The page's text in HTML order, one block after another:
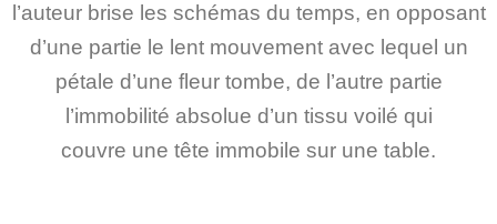
l’auteur brise les schémas du temps, en opposant
d’une partie le lent mouvement avec lequel un
pétale d’une fleur tombe, de l’autre partie
l’immobilité absolue d’un tissu voilé qui
couvre une tête immobile sur une table.